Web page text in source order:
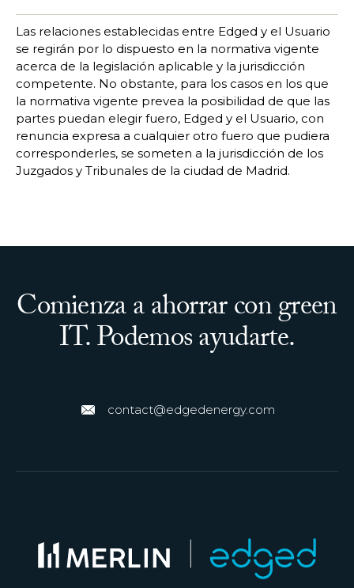
Las relaciones establecidas entre Edged y el Usuario
se regirán por lo dispuesto en la normativa vigente
acerca de la legislación aplicable y la jurisdicción
competente. No obstante, para los casos en los que
la normativa vigente prevea la posibilidad de que las
partes puedan elegir fuero, Edged y el Usuario, con
renuncia expresa a cualquier otro fuero que pudiera
corresponderles, se someten a la jurisdicción de los
Juzgados y Tribunales de la ciudad de Madrid.
Comienza a ahorrar con green
IT. Podemos ayudarte.
contact@edgedenergy.com